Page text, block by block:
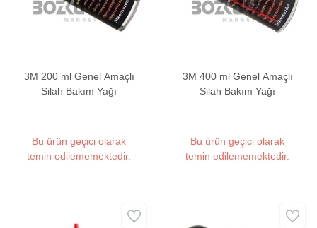
3M 200 ml Genel Amaçlı
Silah Bakım Yağı
Bu ürün geçici olarak
temin edilememektedir.
3M 400 ml Genel Amaçlı
Silah Bakım Yağı
Bu ürün geçici olarak
temin edilememektedir.